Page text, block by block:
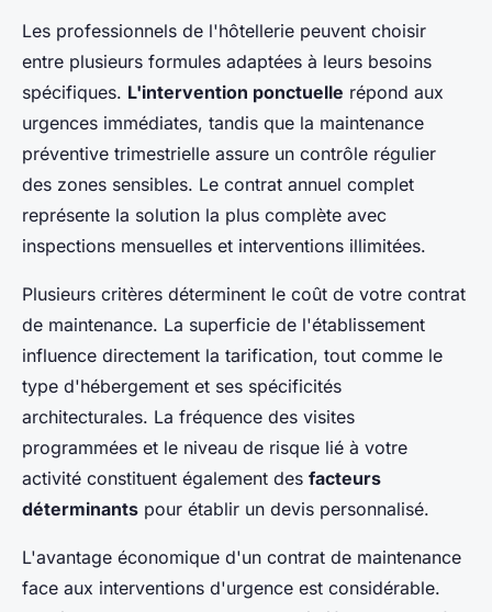
Les professionnels de l'hôtellerie peuvent choisir
entre plusieurs formules adaptées à leurs besoins
spécifiques. L'intervention ponctuelle répond aux
urgences immédiates, tandis que la maintenance
préventive trimestrielle assure un contrôle régulier
des zones sensibles. Le contrat annuel complet
représente la solution la plus complète avec
inspections mensuelles et interventions illimitées.
Plusieurs critères déterminent le coût de votre contrat
de maintenance. La superficie de l'établissement
influence directement la tarification, tout comme le
type d'hébergement et ses spécificités
architecturales. La fréquence des visites
programmées et le niveau de risque lié à votre
activité constituent également des facteurs
déterminants pour établir un devis personnalisé.
L'avantage économique d'un contrat de maintenance
face aux interventions d'urgence est considérable.